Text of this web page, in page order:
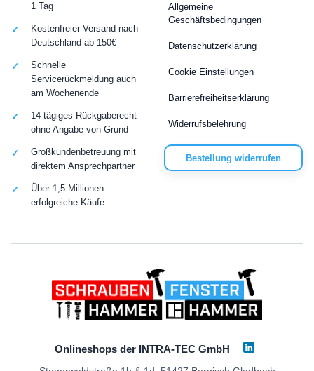
Allgemeine
Geschäftsbedingungen
Datenschutzerklärung
Cookie Einstellungen
Barrierefreiheitserklärung
Widerrufsbelehrung
Bestellung widerrufen
1 Tag
Kostenfreier Versand nach
Deutschland ab 150€
Schnelle
Servicerückmeldung auch
am Wochenende
14-tägiges Rückgaberecht
ohne Angabe von Grund
Großkundenbetreuung mit
direktem Ansprechpartner
Über 1,5 Millionen
erfolgreiche Käufe
Onlineshops der INTRA-TEC GmbH